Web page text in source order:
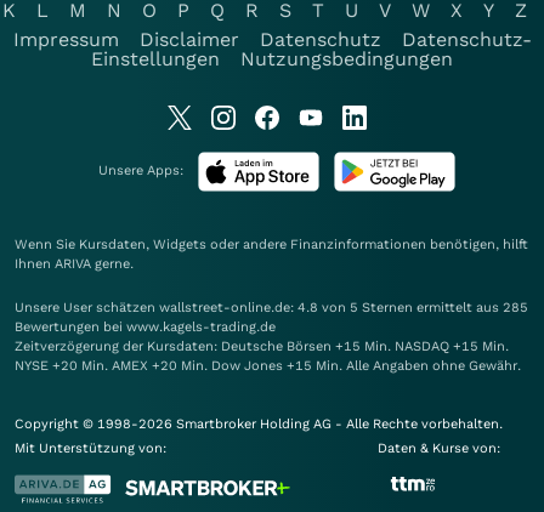
K
L M N O P Q R S T U V W X Y
Z
Impressum
Disclaimer Datenschutz
Datenschutz-
Einstellungen
Nutzungsbedingungen
Unsere Apps:
Wenn Sie Kursdaten, Widgets oder andere Finanzinformationen benötigen, hilft
Ihnen ARIVA gerne.
Unsere User schätzen wallstreet-online.de: 4.8 von 5 Sternen ermittelt aus 285
Bewertungen bei www.kagels-trading.de
Zeitverzögerung der Kursdaten: Deutsche Börsen +15 Min. NASDAQ +15 Min.
NYSE +20 Min. AMEX +20 Min. Dow Jones +15 Min. Alle Angaben ohne Gewähr.
Copyright © 1998-2026 Smartbroker Holding AG - Alle Rechte vorbehalten.
Mit Unterstützung von:
Daten & Kurse von: